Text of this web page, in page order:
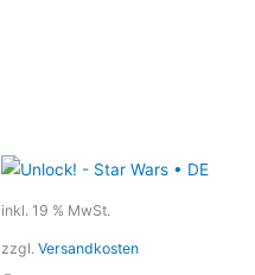
inkl. 19 % MwSt.
zzgl. Versandkosten